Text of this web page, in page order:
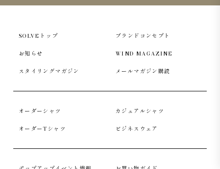
SOLVEトップ ブランドコンセプト
お知らせ WIND MAGAZINE
スタイリングマガジン メールマガジン購読
オーダーシャツ カジュアルシャツ
オーダーTシャツ ビジネスウェア